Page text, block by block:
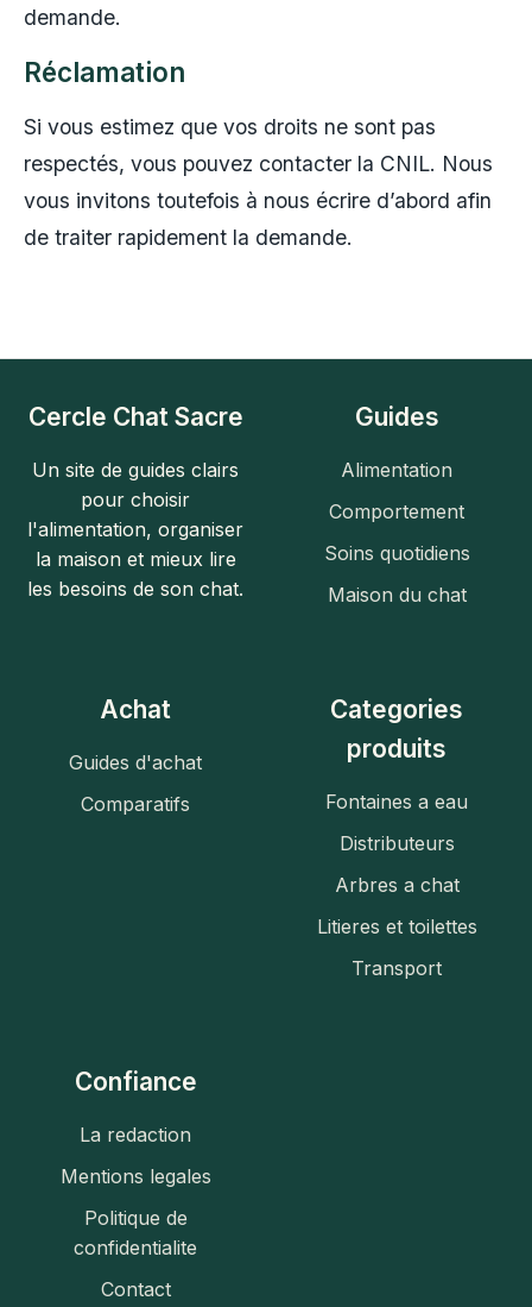
demande.
Réclamation
Si vous estimez que vos droits ne sont pas
respectés, vous pouvez contacter la CNIL. Nous
vous invitons toutefois à nous écrire d’abord afin
de traiter rapidement la demande.
Cercle Chat Sacre
Un site de guides clairs
pour choisir
l'alimentation, organiser
la maison et mieux lire
les besoins de son chat.
Guides
Alimentation
Comportement
Soins quotidiens
Maison du chat
Achat
Guides d'achat
Comparatifs
Categories
produits
Fontaines a eau
Distributeurs
Arbres a chat
Litieres et toilettes
Transport
Confiance
La redaction
Mentions legales
Politique de
confidentialite
Contact